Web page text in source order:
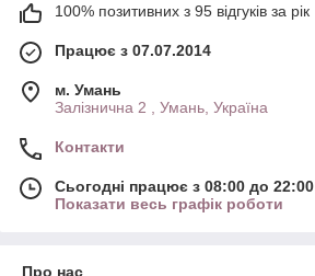
100% позитивних з 95 відгуків за рік
Працює з 07.07.2014
м. Умань
Залізнична 2 , Умань, Україна
Контакти
Сьогодні працює з 08:00 до 22:00
Показати весь графік роботи
Про нас